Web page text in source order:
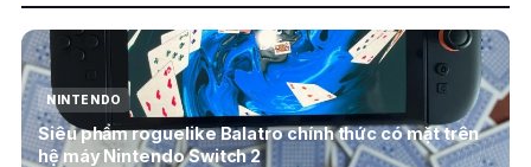
NINTENDO
Siêu phẩm roguelike Balatro chính thức có mặt trên
hệ máy Nintendo Switch 2